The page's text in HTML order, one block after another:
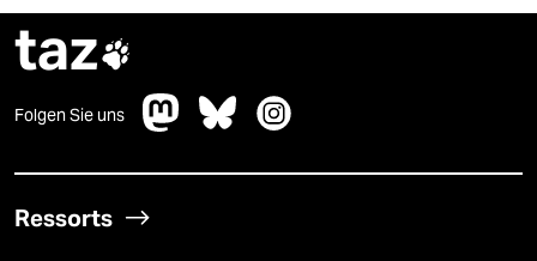
taz
Folgen Sie uns
Ressorts